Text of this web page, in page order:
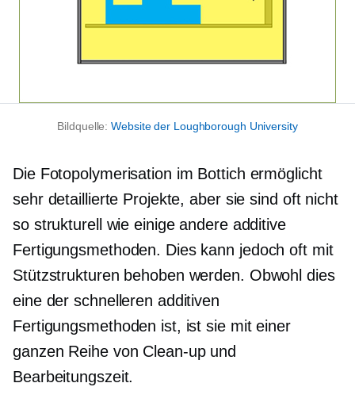
Bildquelle:Website der Loughborough University
Die Fotopolymerisation im Bottich ermöglicht
sehr detaillierte Projekte, aber sie sind oft nicht
so strukturell wie einige andere additive
Fertigungsmethoden. Dies kann jedoch oft mit
Stützstrukturen behoben werden. Obwohl dies
eine der schnelleren additiven
Fertigungsmethoden ist, ist sie mit einer
ganzen Reihe von Clean-upund
Bearbeitungszeit.